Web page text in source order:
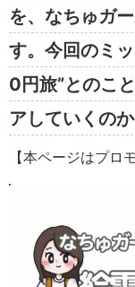
を、なちゅガ
す。今回のミ
0円旅”とのこ
アしていくの
【本ページはプロ